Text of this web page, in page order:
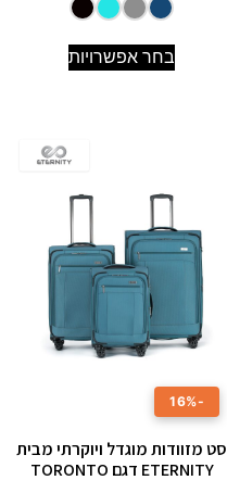
בחר אפשרויות
-16%
סט מזוודות מוגדל ויוקרתי מבית
ETERNITY דגם TORONTO